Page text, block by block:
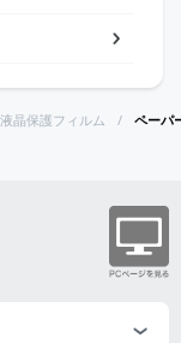
液晶保護フィルム ペーパ